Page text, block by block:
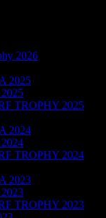
2026
2025
TROPHY 2025
2024
TROPHY 2024
2023
TROPHY 2023